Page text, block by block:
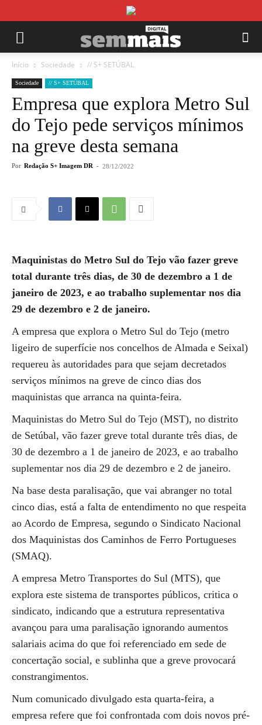
Início Sociedade // S+ SETÚBAL
Sociedade // S+ SETÚBAL
Empresa que explora Metro Sul
do Tejo pede serviços mínimos
na greve desta semana
Por Redação S+ Imagem DR - 28/12/2022
Maquinistas do Metro Sul do Tejo vão fazer greve
total durante três dias, de 30 de dezembro a 1 de
janeiro de 2023, e ao trabalho suplementar nos dia
29 de dezembro e 2 de janeiro.
A empresa que explora o Metro Sul do Tejo (metro
ligeiro de superfície nos concelhos de Almada e Seixal)
requereu às autoridades para que sejam decretados
serviços mínimos na greve de cinco dias dos
maquinistas que arranca na quinta-feira.
Maquinistas do Metro Sul do Tejo (MST), no distrito
de Setúbal, vão fazer greve total durante três dias, de
30 de dezembro a 1 de janeiro de 2023, e ao trabalho
suplementar nos dia 29 de dezembro e 2 de janeiro.
Na base desta paralisação, que vai abranger no total
cinco dias, está a falta de entendimento no que respeita
ao Acordo de Empresa, segundo o Sindicato Nacional
dos Maquinistas dos Caminhos de Ferro Portugueses
(SMAQ).
A empresa Metro Transportes do Sul (MTS), que
explora este sistema de transportes públicos, critica o
sindicato, indicando que a estrutura representativa
avançou para uma paralisação ignorando aumentos
salariais acima do que foi referenciado em sede de
concertação social, e sublinha que a greve provocará
constrangimentos.
Num comunicado divulgado esta quarta-feira, a
empresa refere que foi confrontada com dois novos pré-